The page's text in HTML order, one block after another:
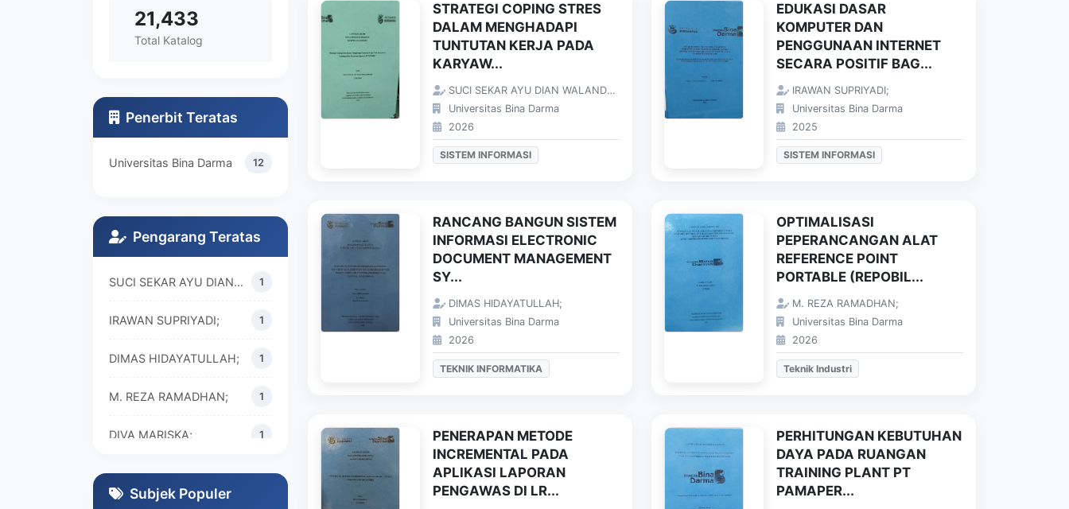
21,433
Total Katalog
Penerbit Teratas
Universitas Bina Darma 12
Pengarang Teratas
SUCI SEKAR AYU DIAN WALANDARI; 1
IRAWAN SUPRIYADI; 1
DIMAS HIDAYATULLAH; 1
M. REZA RAMADHAN; 1
DIVA MARISKA; 1
Subjek Populer
STRATEGI COPING STRES
DALAM MENGHADAPI
TUNTUTAN KERJA PADA
KARYAW...
SUCI SEKAR AYU DIAN WALANDARI;
Universitas Bina Darma
2026
SISTEM INFORMASI
EDUKASI DASAR
KOMPUTER DAN
PENGGUNAAN INTERNET
SECARA POSITIF BAG...
IRAWAN SUPRIYADI;
Universitas Bina Darma
2025
SISTEM INFORMASI
RANCANG BANGUN SISTEM
INFORMASI ELECTRONIC
DOCUMENT MANAGEMENT
SY...
DIMAS HIDAYATULLAH;
Universitas Bina Darma
2026
TEKNIK INFORMATIKA
OPTIMALISASI
PEPERANCANGAN ALAT
REFERENCE POINT
PORTABLE (REPOBIL...
M. REZA RAMADHAN;
Universitas Bina Darma
2026
Teknik Industri
PENERAPAN METODE
INCREMENTAL PADA
APLIKASI LAPORAN
PENGAWAS DI LR...
PERHITUNGAN KEBUTUHAN
DAYA PADA RUANGAN
TRAINING PLANT PT
PAMAPER...